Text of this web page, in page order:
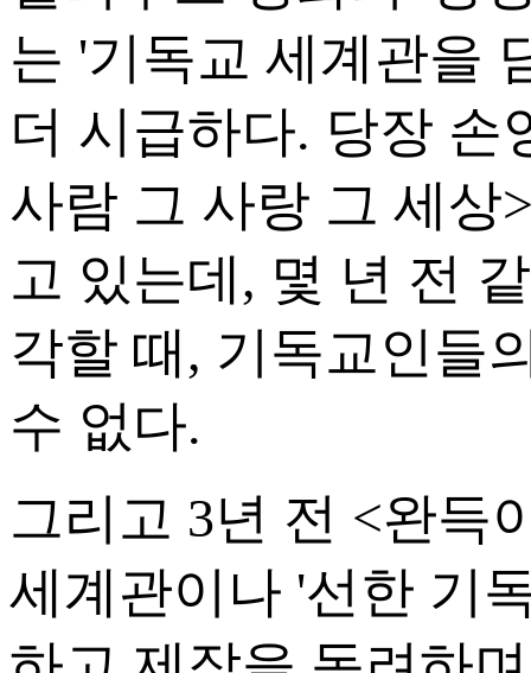
는 '기독교 세계관을
더 시급하다. 당장 손
사람 그 사랑 그 세상
고 있는데, 몇 년 전
각할 때, 기독교인들
수 없다.
그리고 3년 전 <완득
세계관이나 '선한 기